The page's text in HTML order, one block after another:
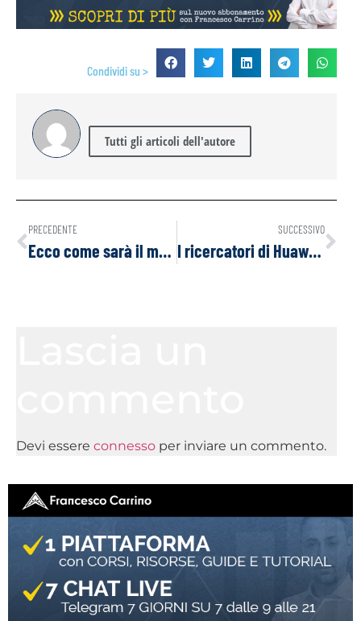
Condividi su >
Tutti gli articoli dell'autore
PRECEDENTE
Ecco come sarà il mondo Bitcoin standard
SUCCESSIVO
I ricercatori di Huawei sostengono che dare all’intelligenza artificiale un “corpo” è il prossimo passo verso “agenti” di livello umano
Devi essere connesso per inviare un commento.